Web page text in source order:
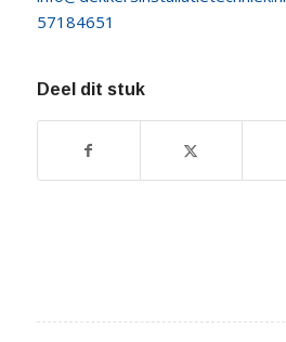
57184651
Deel dit stuk